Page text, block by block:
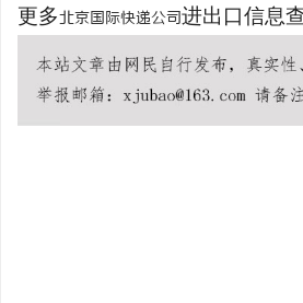
更多北京国际快递公司进出口信息